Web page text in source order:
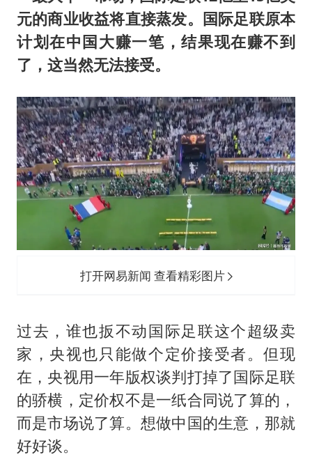
元的商业收益将直接蒸发。国际足联原本
计划在中国大赚一笔，结果现在赚不到
了，这当然无法接受。
打开网易新闻 查看精彩图片
过去，谁也扳不动国际足联这个超级卖
家，央视也只能做个定价接受者。但现
在，央视用一年版权谈判打掉了国际足联
的骄横，定价权不是一纸合同说了算的，
而是市场说了算。想做中国的生意，那就
好好谈。